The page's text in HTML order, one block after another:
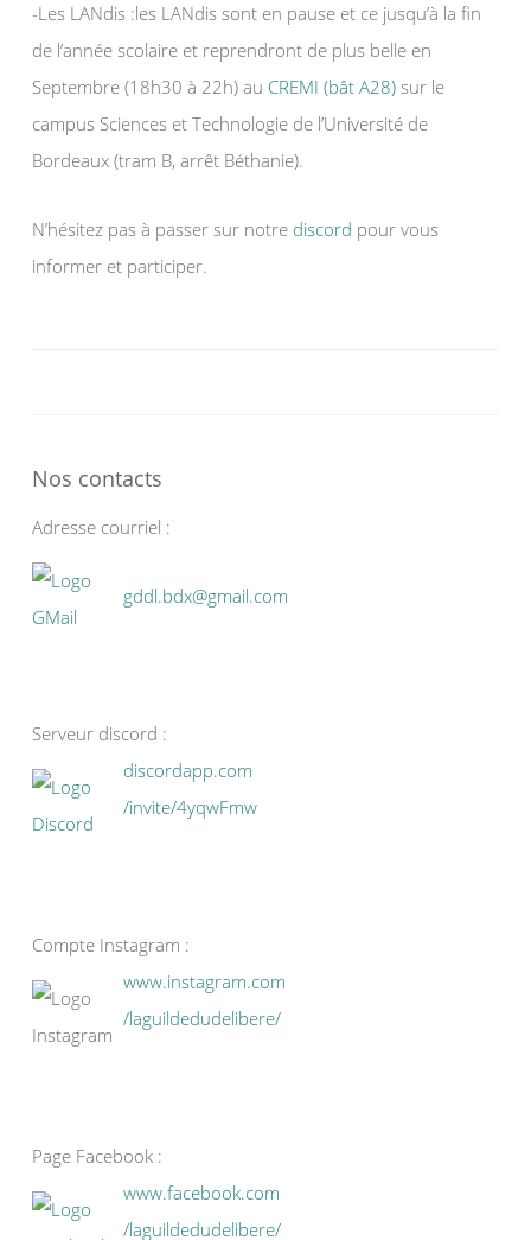
-Les LANdis :les LANdis sont en pause et ce jusqu’à la fin
de l’année scolaire et reprendront de plus belle en
Septembre (18h30 à 22h) au CREMI (bât A28) sur le
campus Sciences et Technologie de l’Université de
Bordeaux (tram B, arrêt Béthanie).
N’hésitez pas à passer sur notre discord pour vous
informer et participer.
Nos contacts
Adresse courriel :
gddl.bdx@gmail.com
Serveur discord :
discordapp.com
/invite/4yqwFmw
Compte Instagram :
www.instagram.com
/laguildedudelibere/
Page Facebook :
www.facebook.com
/laguildedudelibere/